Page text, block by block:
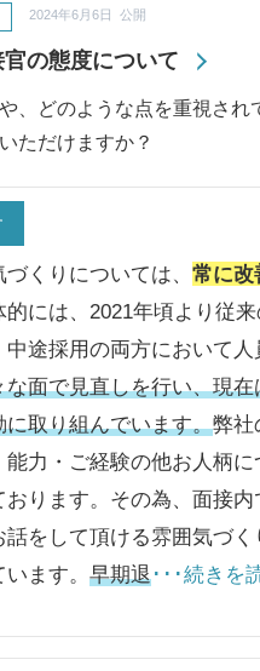
の態度について
2024年6月6日 公開
、どのような点を重視され
ただけますか？
づくりについては、常に改
的には、2021年頃より従
中途採用の両方において
な面で見直しを行い、現在
に取り組んでいます。弊社
力・ご経験の他お人柄に
おります。その為、面接内
話をして頂ける雰囲気づく
います。早期退･･･続きを